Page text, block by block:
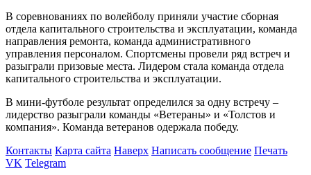
В соревнованиях по волейболу приняли участие сборная
отдела капитального строительства и эксплуатации, команда
направления ремонта, команда административного
управления персоналом. Спортсмены провели ряд встреч и
разыграли призовые места. Лидером стала команда отдела
капитального строительства и эксплуатации.
В мини-футболе результат определился за одну встречу –
лидерство разыграли команды «Ветераны» и «Толстов и
компания». Команда ветеранов одержала победу.
Контакты Карта сайта Наверх Написать сообщение Печать
VK Telegram